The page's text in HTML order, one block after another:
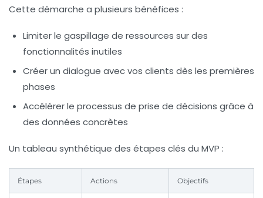
Cette démarche a plusieurs bénéfices :
Limiter le gaspillage de ressources sur des
fonctionnalités inutiles
Créer un dialogue avec vos clients dès les premières
phases
Accélérer le processus de prise de décisions grâce à
des données concrètes
Un tableau synthétique des étapes clés du MVP :
Étapes Actions Objectifs